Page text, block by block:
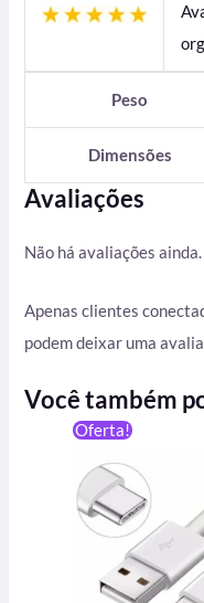
Peso
Dimensões
Avaliações
Não há avaliações ainda.
Apenas clientes
podem deixar uma
Você também
Oferta!